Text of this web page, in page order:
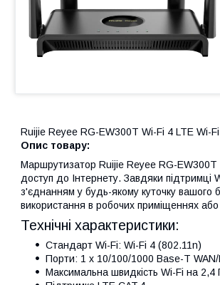
Ruijie Reyee RG-EW300T Wi-Fi 4 LTE Wi-
Опис товару:
Маршрутизатор Ruijie Reyee RG-EW300T
доступ до Інтернету. Завдяки
з'єднанням у будь-якому куточку
використання в робочих приміщеннях
Технічні характеристики:
Стандарт Wi-Fi: Wi-Fi 4 (802.11n)
Порти: 1 x 10/100/1000 Base-T
Максимальна швидкість Wi-Fi на 2,4